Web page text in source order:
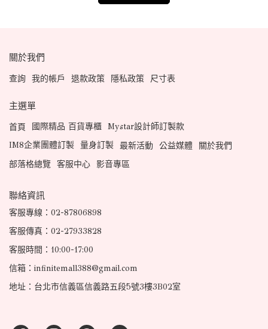
關於我們
查詢 我的帳戶 退款政策 隱私政策 尺寸表
主選單
首頁 國際精品 百貨專櫃 Mystar設計師訂製款
IM8企業團體訂製 量身訂製 最新活動 公益媒體
關於我們
部落格總覽 客服中心 影音專區
聯絡資訊
客服專線：02-87806898
客服傳真：02-27933828
客服時間：10:00-17:00
信箱：infinitemall388@gmail.com
地址：台北市信義區信義路五段5號3樓3B02室